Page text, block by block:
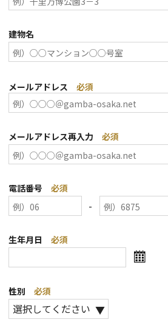
建物名
メールアドレス 必須
メールアドレス再入力 必須
電話番号 必須
-
生年月日 必須
性別 必須